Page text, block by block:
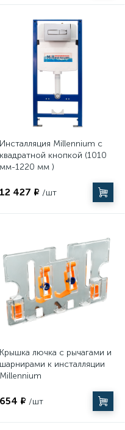
Инсталляция Millennium с
квадратной кнопкой (1010
мм-1220 мм )
12 427 ₽ /шт
Крышка лючка с рычагами и
шарнирами к инсталляции
Millennium
654 ₽ /шт